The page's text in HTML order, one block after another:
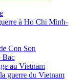
à Ho Chi Minh-
Con Son
Bac
au Vietnam
guerre du Vietnam